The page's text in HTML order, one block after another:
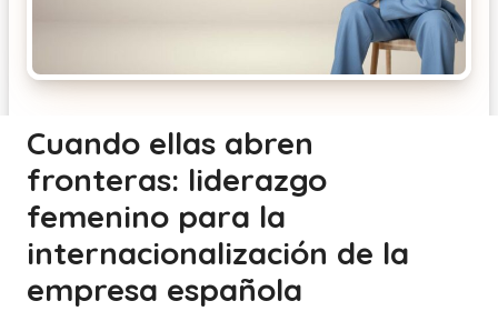
Cuando ellas abren
fronteras: liderazgo
femenino para la
internacionalización de la
empresa española